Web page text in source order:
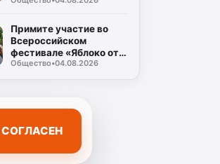
Примите участие во
Всероссийском
фестивале «Яблоко от
Яблони»
Общество•04.08.2026
СОГЛАСЕН